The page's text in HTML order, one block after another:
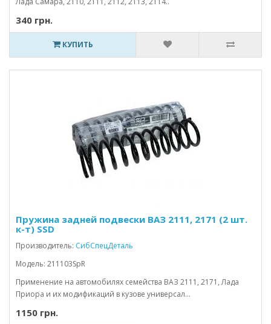
340 грн.
КУПИТЬ
Пружина задней подвески ВАЗ 2111, 2171 (2 шт.
к-т) SSD
Производитель: СибСпецДеталь
Модель: 211103SpR
Применение на автомобилях семейства ВАЗ 2111, 2171, Лада
Приора и их модификаций в кузове универсал...
1150 грн.